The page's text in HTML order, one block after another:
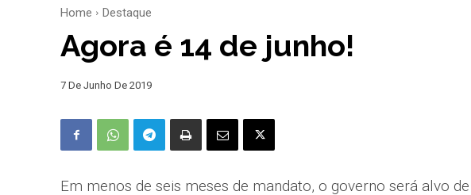
Home Destaque
Agora é 14 de junho!
7 De Junho De 2019
Em menos de seis meses de mandato, o governo será alvo